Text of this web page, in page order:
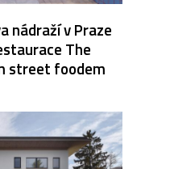
nádraží v Praze
The
street foodem